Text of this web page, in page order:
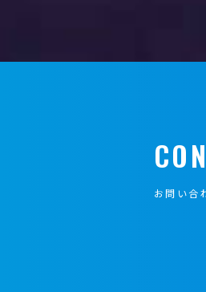
お問い合